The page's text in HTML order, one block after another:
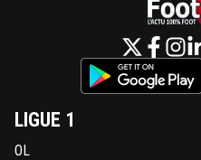
LIGUE 1
OL